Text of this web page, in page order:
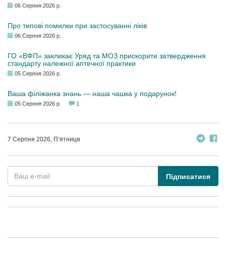
06 Серпня 2026 р.
Про типові помилки при застосуванні ліків
06 Серпня 2026 р.
ГО «ВФП» закликає Уряд та МОЗ прискорити затвердження
стандарту належної аптечної практики
05 Серпня 2026 р.
Ваша філіжанка знань — наша чашка у подарунок!
05 Серпня 2026 р. 1
7 Серпня 2026, П’ятниця
Підписатися